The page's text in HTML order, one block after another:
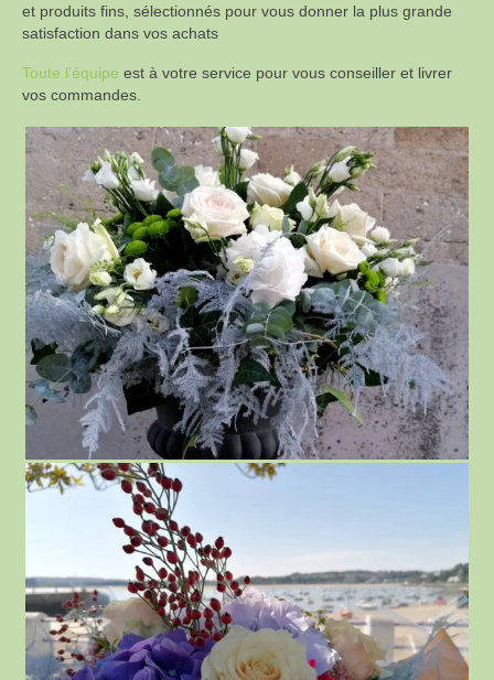
et produits fins, sélectionnés pour vous donner la plus grande
satisfaction dans vos achats
Toute l’équipe est à votre service pour vous conseiller et livrer
vos commandes.